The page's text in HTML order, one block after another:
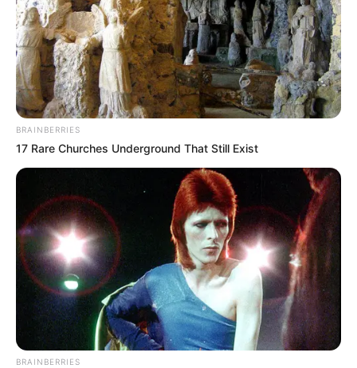
(foto: instagram/gmarthagraciela)
7. Tersenyum manis, ia ucapkan selamat Hari Raya
Idul Fitri ke penggemarnya yang tengah merayakan,
bikin hati adem
BRAINBERRIES
17 Rare Churches Underground That Still Exist
BRAINBERRIES